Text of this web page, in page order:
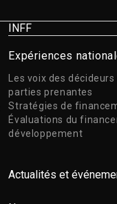
INFF
Expériences
Les voix des
parties prenantes
Stratégies de
Évaluations du
développement
Actualités et